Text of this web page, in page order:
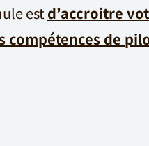
estd’accroitre
compétences de